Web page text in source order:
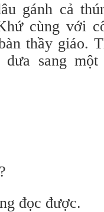
gánh cả
cùng với
thầy giáo.
sang
đọc được.